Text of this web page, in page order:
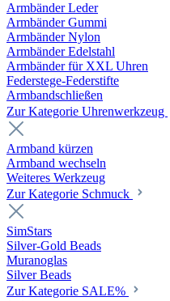
Armbänder Leder
Armbänder Gummi
Armbänder Nylon
Armbänder Edelstahl
Armbänder für XXL Uhren
Federstege-Federstifte
Armbandschließen
Zur Kategorie Uhrenwerkzeug
Armband kürzen
Armband wechseln
Weiteres Werkzeug
Zur Kategorie Schmuck
SimStars
Silver-Gold Beads
Muranoglas
Silver Beads
Zur Kategorie SALE%